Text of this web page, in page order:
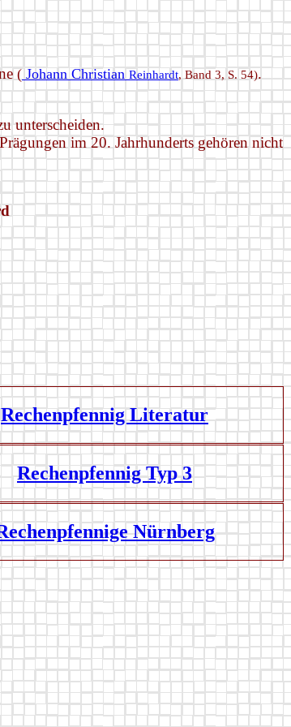
( Johann ChristianReinhardt, Band 3, S. 54).
unterscheiden.
im 20. Jahrhunderts gehören nicht
Rechenpfennig Literatur
Rechenpfennig Typ 3
Nürnberg